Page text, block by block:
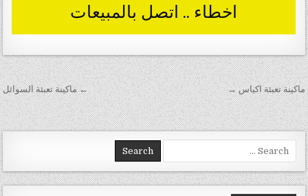
تصفّح المقالات ← ماكينة تعبئة السوائل ماكينة تعبئة اكياس →
Search for: